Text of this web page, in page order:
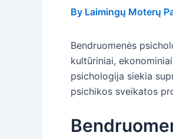
By Laimingų Moterų
Bendruomenės
kultūriniai,
psichologija siekia
psichikos sveikatos